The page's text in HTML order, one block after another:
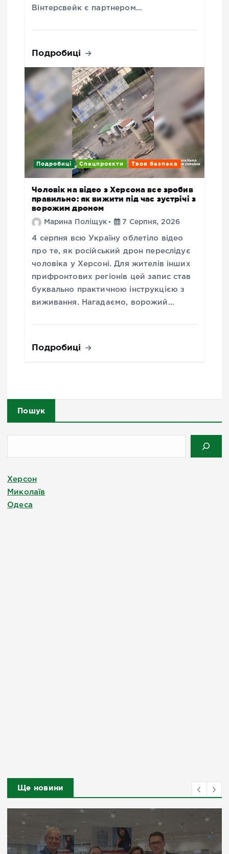
Вінтерсвейк є партнером…
Подробиці
Подробиці Спецпроєкти Твоя безпека
Чоловік на відео з Херсона все зробив
правильно: як вижити під час зустрічі з
ворожим дроном
Марина Поліщук 7 Серпня, 2026
4 серпня всю Україну облетіло відео
про те, як російський дрон переслідує
чоловіка у Херсоні. Для жителів інших
прифронтових регіонів цей запис став
буквально практичною інструкцією з
виживання. Нагадаємо, ворожий…
Подробиці
Пошук
Херсон
Миколаїв
Одеса
Ще новини